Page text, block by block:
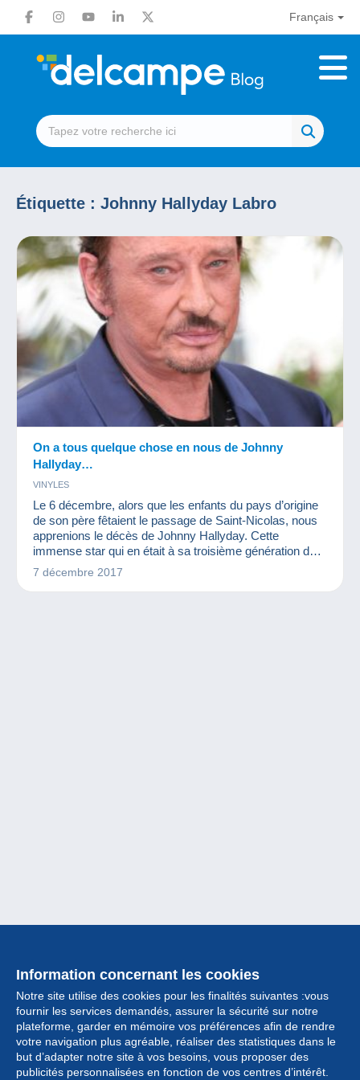
Français
Étiquette : Johnny Hallyday Labro
On a tous quelque chose en nous de Johnny
Hallyday…
VINYLES
Le 6 décembre, alors que les enfants du pays d’origine
de son père fêtaient le passage de Saint-Nicolas, nous
apprenions le décès de Johnny Hallyday. Cette
immense star qui en était à sa troisième génération de
fans laissera son empreinte dans le monde de la
7 décembre 2017
Information concernant les cookies
Notre site utilise des cookies pour les finalités suivantes :vous
fournir les services demandés, assurer la sécurité sur notre
plateforme, garder en mémoire vos préférences afin de rendre
votre navigation plus agréable, réaliser des statistiques dans le
but d’adapter notre site à vos besoins, vous proposer des
publicités personnalisées en fonction de vos centres d’intérêt.
Collection